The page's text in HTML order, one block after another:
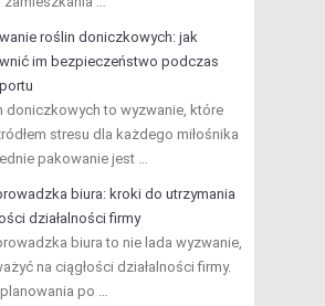
roślin doniczkowych: jak
im bezpieczeństwo podczas
doniczkowych to wyzwanie, które
stresu dla każdego miłośnika
pakowanie jest …
biura: kroki do utrzymania
działalności firmy
biura to nie lada wyzwanie,
na ciągłości działalności firmy.
po …